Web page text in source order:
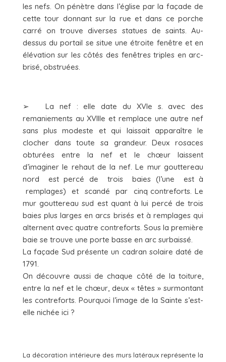
les nefs. On pénètre dans l’église par la façade de
cette tour donnant sur la rue et dans ce porche
carré on trouve diverses statues de saints. Au-
dessus du portail se situe une étroite fenêtre et en
élévation sur les côtés des fenêtres triples en arc-
brisé, obstruées.
➢ La nef : elle date du XVIe s. avec des
remaniements au XVIIIe et remplace une autre nef
sans plus modeste et qui laissait apparaître le
clocher dans toute sa grandeur. Deux rosaces
obturées entre la nef et le chœur laissent
d’imaginer le rehaut de la nef. Le mur gouttereau
nord est percé de trois baies (l’une est à
remplages) et scandé par cinq contreforts. Le
mur gouttereau sud est quant à lui percé de trois
baies plus larges en arcs brisés et à remplages qui
alternent avec quatre contreforts. Sous la première
baie se trouve une porte basse en arc surbaissé.
La façade Sud présente un cadran solaire daté de
1791.
On découvre aussi de chaque côté de la toiture,
entre la nef et le chœur, deux « têtes » surmontant
les contreforts. Pourquoi l’image de la Sainte s’est-
elle nichée ici ?
La décoration intérieure des murs latéraux représente la